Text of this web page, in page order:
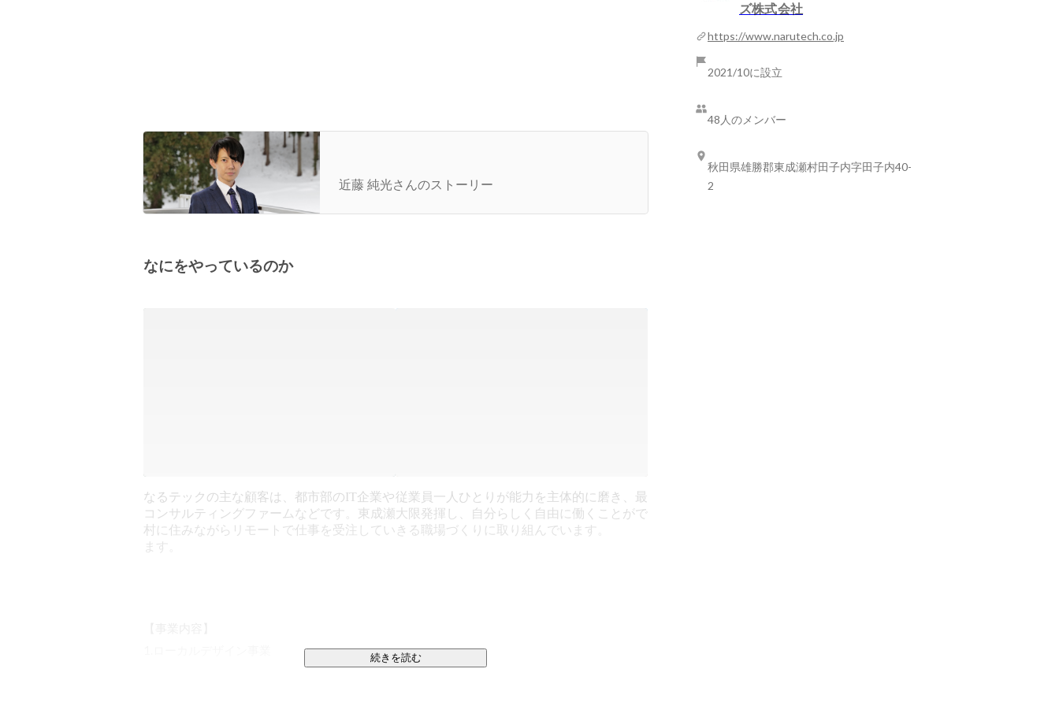
DJ！？怒涛の人生を歩んだ近藤社長が想い描く未
来とは。
近藤 純光さんのストーリー
なにをやっているのか
なるテックの主な顧客は、都市部のIT企業や
コンサルティングファームなどです。東成瀬
村に住みながらリモートで仕事を受注してい
ます。
従業員一人ひとりが能力を主体的に磨き、最
大限発揮し、自分らしく自由に働くことがで
きる職場づくりに取り組んでいます。
続きを読む
ズ株式会社
https://www.narutech.co.jp
2021/10に設立
48人のメンバー
秋田県雄勝郡東成瀬村田子内字田子内40-
2